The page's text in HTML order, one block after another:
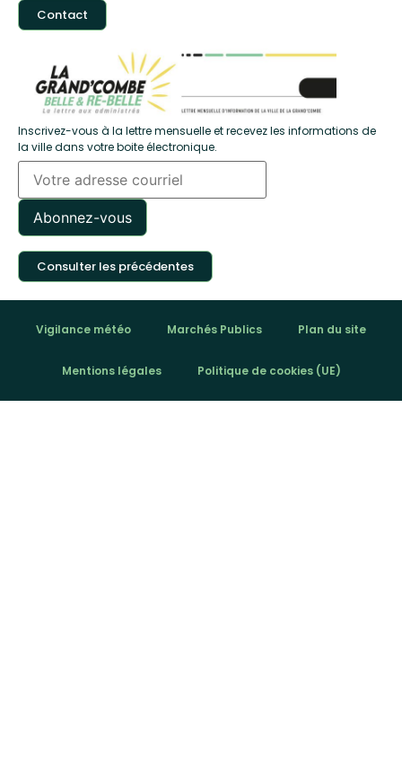
Contact
Inscrivez-vous à la lettre mensuelle et recevez les informations de
la ville dans votre boite électronique.
Consulter les précédentes
Vigilance météo Marchés Publics Plan du site
Mentions légales Politique de cookies (UE)